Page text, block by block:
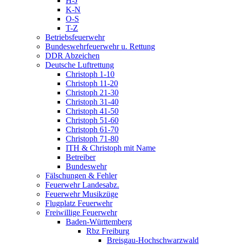
K-N
O-S
T-Z
Betriebsfeuerwehr
Bundeswehrfeuerwehr u. Rettung
DDR Abzeichen
Deutsche Luftrettung
Christoph 1-10
Christoph 11-20
Christoph 21-30
Christoph 31-40
Christoph 41-50
Christoph 51-60
Christoph 61-70
Christoph 71-80
ITH & Christoph mit Name
Betreiber
Bundeswehr
Fälschungen & Fehler
Feuerwehr Landesabz.
Feuerwehr Musikzüge
Flugplatz Feuerwehr
Freiwillige Feuerwehr
Baden-Württemberg
Rbz Freiburg
Breisgau-Hochschwarzwald